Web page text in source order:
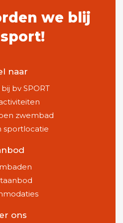
we blij
naar
bv SPORT
zwembad
sportlocatie
ons